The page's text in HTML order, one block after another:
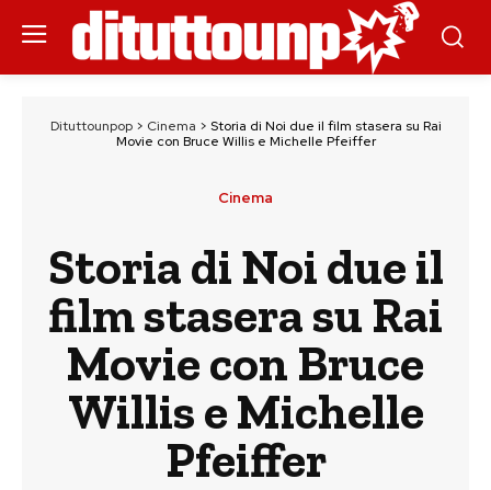
Dituttounpop> Cinema > Storia di Noi due il film stasera su Rai
Movie con Bruce Willis e Michelle Pfeiffer
Cinema
Storia di Noi due il
film stasera su Rai
Movie con Bruce
Willis e Michelle
Pfeiffer